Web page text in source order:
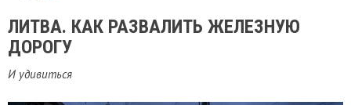
ЛИТВА. КАК РАЗВАЛИТЬ ЖЕЛЕЗНУЮ
ДОРОГУ
И удивиться